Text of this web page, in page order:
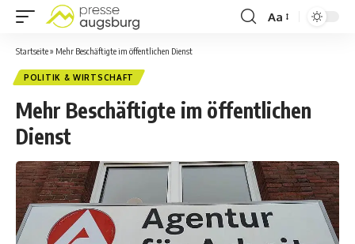
Aa
Startseite» Mehr Beschäftigte im öffentlichen Dienst
POLITIK & WIRTSCHAFT
Mehr Beschäftigte im öffentlichen
Dienst